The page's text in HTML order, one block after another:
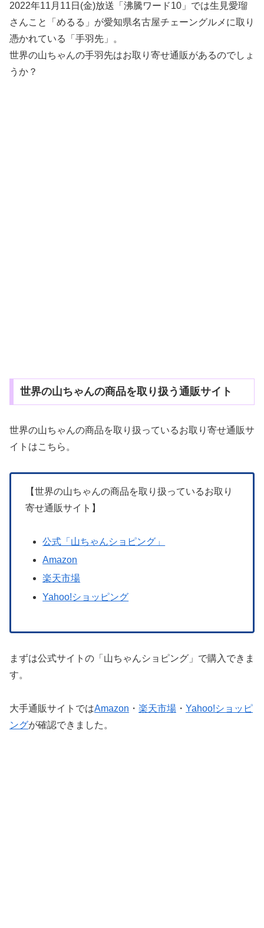
2022年11月11日(金)放送「沸騰ワード10」では生見愛瑠
さんこと「めるる」が愛知県名古屋チェーングルメに取り
憑かれている「手羽先」。
世界の山ちゃんの手羽先はお取り寄せ通販があるのでしょ
うか？
世界の山ちゃんの商品を取り扱う通販サイト
世界の山ちゃんの商品を取り扱っているお取り寄せ通販サ
イトはこちら。
【世界の山ちゃんの商品を取り扱っているお取り
寄せ通販サイト】
公式「山ちゃんショピング」
Amazon
楽天市場
Yahoo!ショッピング
まずは公式サイトの「山ちゃんショピング」で購入できま
す。
大手通販サイトではAmazon ・ 楽天市場 ・ Yahoo!ショッピ
ングが確認できました。